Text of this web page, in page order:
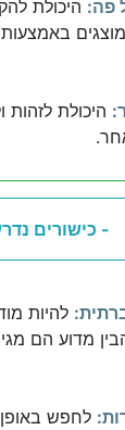
פה: היכולת
היכולת לזהות
- כישורים
להיות
מדוע הם
לחפש